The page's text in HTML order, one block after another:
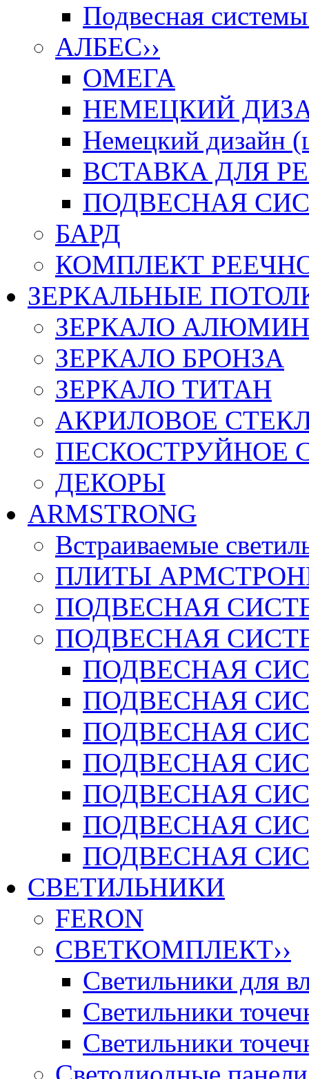
Подвесная
АЛБЕС››
ОМЕГА
НЕМЕЦКИЙ
Немецкий дизайн
ВСТАВКА ДЛЯ
ПОДВЕСНАЯ
БАРД
КОМПЛЕКТ
ЗЕРКАЛЬНЫЕ
ЗЕРКАЛО
ЗЕРКАЛО БРОНЗА
ЗЕРКАЛО ТИТАН
АКРИЛОВОЕ
ПЕСКОСТРУЙНОЕ
ДЕКОРЫ
ARMSTRONG
Встраиваемые
ПЛИТЫ
ПОДВЕСНАЯ
ПОДВЕСНАЯ
ПОДВЕСНАЯ
ПОДВЕСНАЯ
ПОДВЕСНАЯ
ПОДВЕСНАЯ
ПОДВЕСНАЯ
ПОДВЕСНАЯ
ПОДВЕСНАЯ
СВЕТИЛЬНИКИ
FERON
СВЕТКОМПЛЕКТ››
Светильники для
Светильники
Светильники